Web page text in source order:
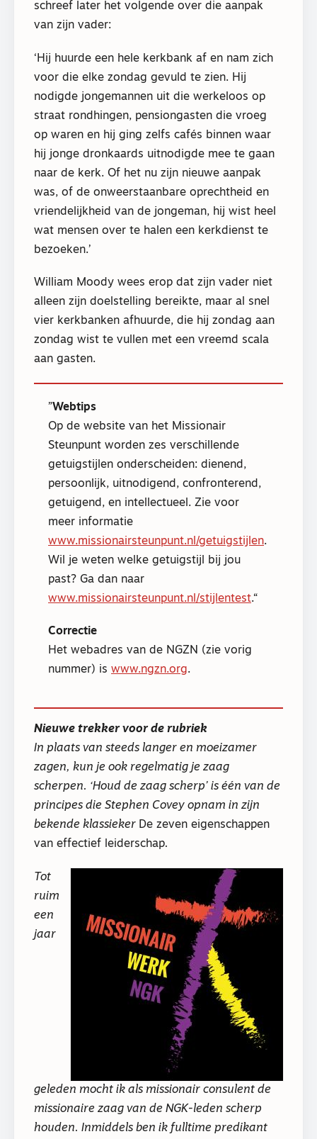
schreef later het volgende over die aanpak
van zijn vader:
‘Hij huurde een hele kerkbank af en nam zich
voor die elke zondag gevuld te zien. Hij
nodigde jongemannen uit die werkeloos op
straat rondhingen, pensiongasten die vroeg
op waren en hij ging zelfs cafés binnen waar
hij jonge dronkaards uitnodigde mee te gaan
naar de kerk. Of het nu zijn nieuwe aanpak
was, of de onweerstaanbare oprechtheid en
vriendelijkheid van de jongeman, hij wist heel
wat mensen over te halen een kerkdienst te
bezoeken.’
William Moody wees erop dat zijn vader niet
alleen zijn doelstelling bereikte, maar al snel
vier kerkbanken afhuurde, die hij zondag aan
zondag wist te vullen met een vreemd scala
aan gasten.
Webtips
Op de website van het Missionair
Steunpunt worden zes verschillende
getuigstijlen onderscheiden: dienend,
persoonlijk, uitnodigend, confronterend,
getuigend, en intellectueel. Zie voor
meer informatie
www.missionairsteunpunt.nl/getuigstijlen.
Wil je weten welke getuigstijl bij jou
past? Ga dan naar
www.missionairsteunpunt.nl/stijlentest.
Correctie
Het webadres van de NGZN (zie vorig
nummer) is www.ngzn.org.
Nieuwe trekker voor de rubriek
In plaats van steeds langer en moeizamer
zagen, kun je ook regelmatig je zaag
scherpen. ‘Houd de zaag scherp’ is één van de
principes die Stephen Covey opnam in zijn
bekende klassieker De zeven eigenschappen
van effectief leiderschap.
Tot
ruim
een
jaar
geleden mocht ik als missionair consulent de
missionaire zaag van de NGK-leden scherp
houden. Inmiddels ben ik fulltime predikant